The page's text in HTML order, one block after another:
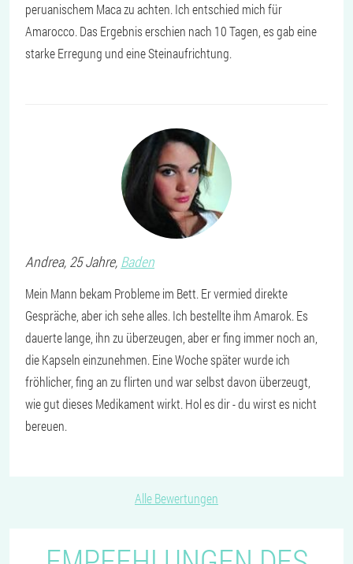
peruanischem Maca zu achten. Ich entschied mich für
Amarocco. Das Ergebnis erschien nach 10 Tagen, es gab eine
starke Erregung und eine Steinaufrichtung.
Andrea, 25 Jahre, Baden
Mein Mann bekam Probleme im Bett. Er vermied direkte
Gespräche, aber ich sehe alles. Ich bestellte ihm Amarok. Es
dauerte lange, ihn zu überzeugen, aber er fing immer noch an,
die Kapseln einzunehmen. Eine Woche später wurde ich
fröhlicher, fing an zu flirten und war selbst davon überzeugt,
wie gut dieses Medikament wirkt. Hol es dir - du wirst es nicht
bereuen.
Alle Bewertungen